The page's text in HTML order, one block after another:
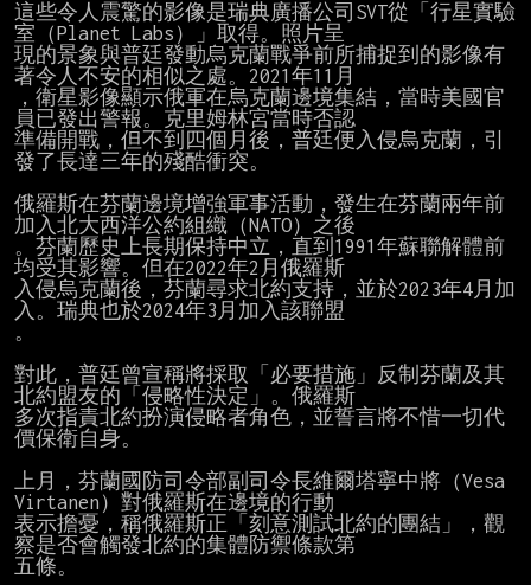
這些令人震驚的影像是瑞典廣播公司SVT從「行星實驗
室（Planet Labs）」取得。照片呈
現的景象與普廷發動烏克蘭戰爭前所捕捉到的影像有
著令人不安的相似之處。2021年11月
，衛星影像顯示俄軍在烏克蘭邊境集結，當時美國官
員已發出警報。克里姆林宮當時否認
準備開戰，但不到四個月後，普廷便入侵烏克蘭，引
發了長達三年的殘酷衝突。
俄羅斯在芬蘭邊境增強軍事活動，發生在芬蘭兩年前
加入北大西洋公約組織（NATO）之後
。芬蘭歷史上長期保持中立，直到1991年蘇聯解體前
均受其影響。但在2022年2月俄羅斯
入侵烏克蘭後，芬蘭尋求北約支持，並於2023年4月加
入。瑞典也於2024年3月加入該聯盟
。
對此，普廷曾宣稱將採取「必要措施」反制芬蘭及其
北約盟友的「侵略性決定」。俄羅斯
多次指責北約扮演侵略者角色，並誓言將不惜一切代
價保衛自身。
上月，芬蘭國防司令部副司令長維爾塔寧中將（Vesa
Virtanen）對俄羅斯在邊境的行動
表示擔憂，稱俄羅斯正「刻意測試北約的團結」，觀
察是否會觸發北約的集體防禦條款第
五條。